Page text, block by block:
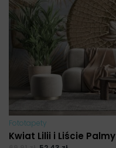
Fototapety
Kwiat Lilii i Liście Palmy